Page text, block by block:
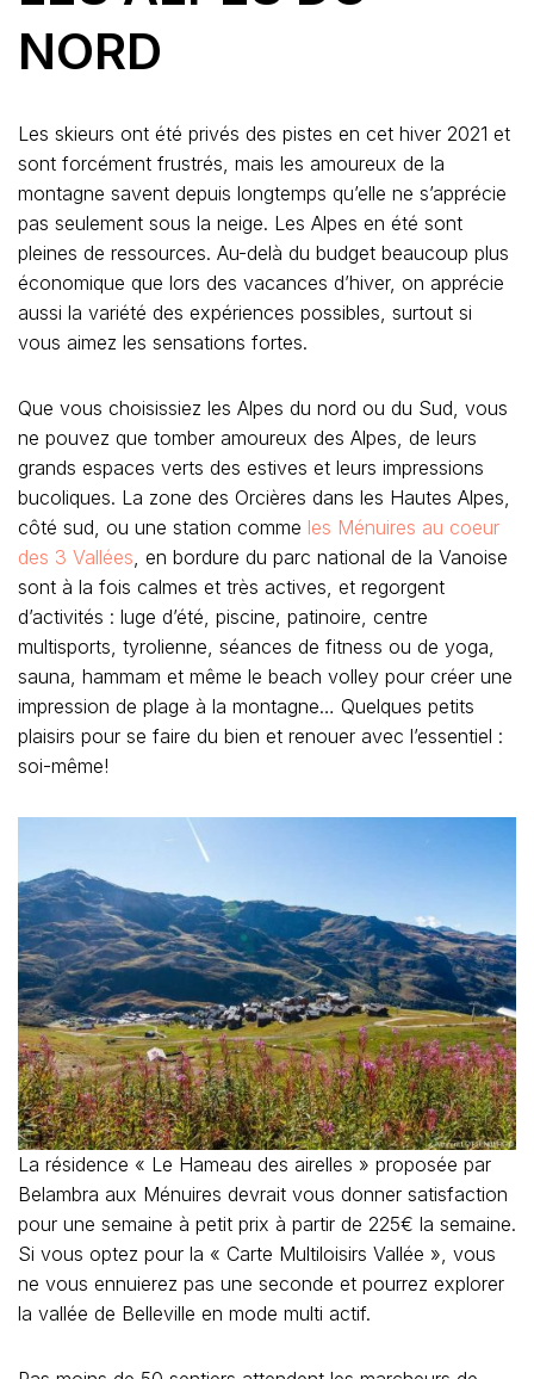
NORD
Les skieurs ont été privés des pistes en cet hiver 2021 et
sont forcément frustrés, mais les amoureux de la
montagne savent depuis longtemps qu’elle ne s’apprécie
pas seulement sous la neige. Les Alpes en été sont
pleines de ressources. Au-delà du budget beaucoup plus
économique que lors des vacances d’hiver, on apprécie
aussi la variété des expériences possibles, surtout si
vous aimez les sensations fortes.
Que vous choisissiez les Alpes du nord ou du Sud, vous
ne pouvez que tomber amoureux des Alpes, de leurs
grands espaces verts des estives et leurs impressions
bucoliques. La zone des Orcières dans les Hautes Alpes,
côté sud, ou une station comme les Ménuires au coeur
des 3 Vallées, en bordure du parc national de la Vanoise
sont à la fois calmes et très actives, et regorgent
d’activités : luge d’été, piscine, patinoire, centre
multisports, tyrolienne, séances de fitness ou de yoga,
sauna, hammam et même le beach volley pour créer une
impression de plage à la montagne… Quelques petits
plaisirs pour se faire du bien et renouer avec l’essentiel :
soi-même!
La résidence « Le Hameau des airelles » proposée par
Belambra aux Ménuires devrait vous donner satisfaction
pour une semaine à petit prix à partir de 225€ la semaine.
Si vous optez pour la « Carte Multiloisirs Vallée », vous
ne vous ennuierez pas une seconde et pourrez explorer
la vallée de Belleville en mode multi actif.